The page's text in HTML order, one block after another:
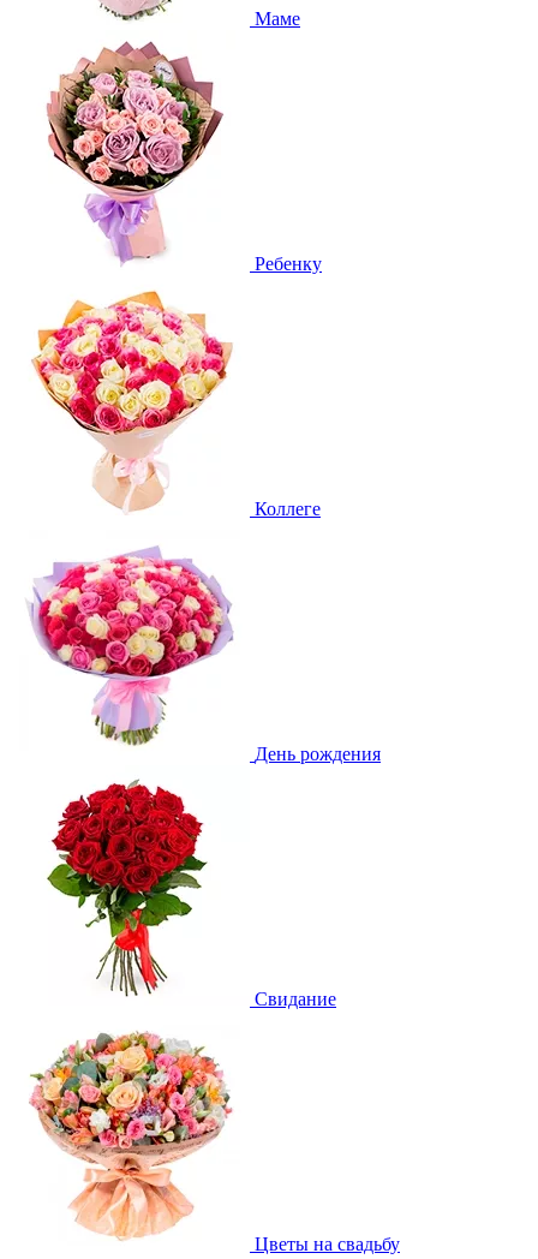
Маме
Ребенку
Коллеге
День рождения
Свидание
Цветы на свадьбу